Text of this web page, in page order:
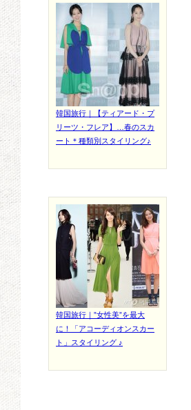
韓国旅行｜【ティアード・プ
リーツ・フレア】…春のスカ
ート＊種類別スタイリング♪
韓国旅行｜”女性美”を最大
に！「アコーディオンスカー
ト」スタイリング ♪